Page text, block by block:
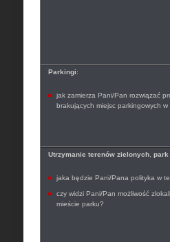
Parkingi:
jak zamierza Pani/Pan rozwiązać
brakujących miejsc parkingowych w
Utrzymanie terenów zielonych, park
jaka będzie Pani/Pana polityka w
czy widzi Pani/Pan możliwość
mieście parku?